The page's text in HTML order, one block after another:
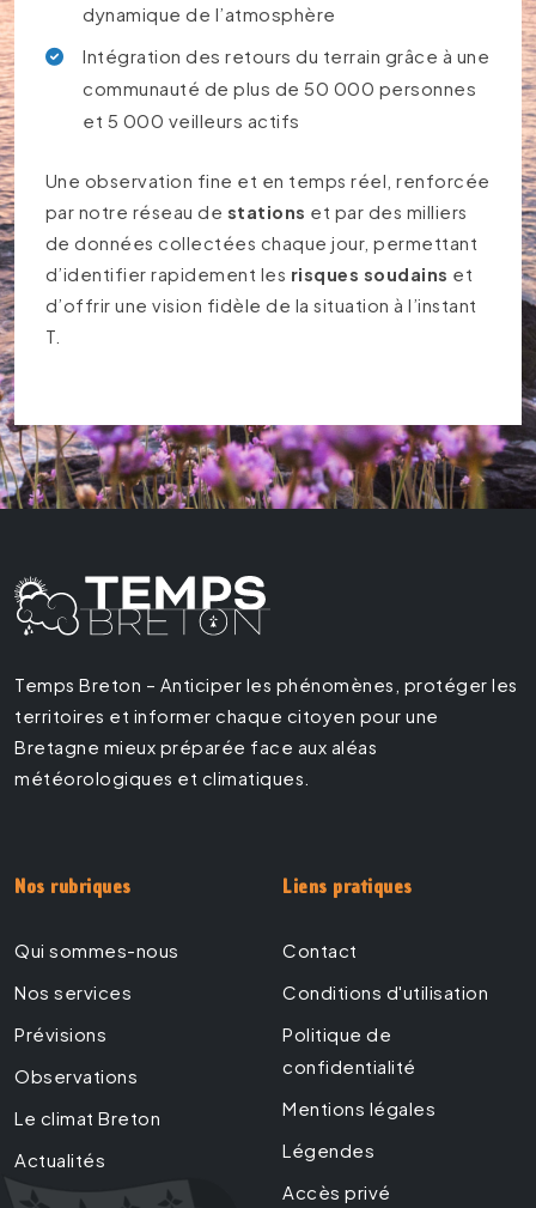
dynamique de l’atmosphère
Intégration des retours du terrain grâce à une
communauté de plus de 50 000 personnes
et 5 000 veilleurs actifs
Une observation fine et en temps réel, renforcée
par notre réseau de stations et par des milliers
de données collectées chaque jour, permettant
d’identifier rapidement les risques soudains et
d’offrir une vision fidèle de la situation à l’instant
T.
Temps Breton – Anticiper les phénomènes, protéger les
territoires et informer chaque citoyen pour une
Bretagne mieux préparée face aux aléas
météorologiques et climatiques.
Nos rubriques
Qui sommes-nous
Nos services
Prévisions
Observations
Le climat Breton
Actualités
Liens pratiques
Contact
Conditions d'utilisation
Politique de
confidentialité
Mentions légales
Légendes
Accès privé